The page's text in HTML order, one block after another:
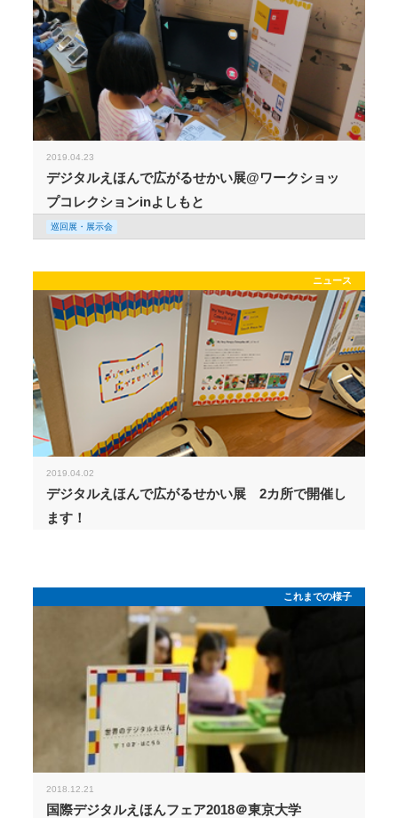
2019.04.23
デジタルえほんで広がるせかい展@ワークショッ
プコレクションinよしもと
巡回展・展示会
ニュース
2019.04.02
デジタルえほんで広がるせかい展 2カ所で開催し
ます！
これまでの様子
2018.12.21
国際デジタルえほんフェア2018＠東京大学